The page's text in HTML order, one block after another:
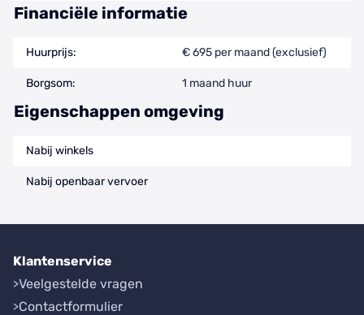
Financiële informatie
Huurprijs: € 695 per maand (exclusief)
Borgsom: 1 maand huur
Eigenschappen omgeving
Nabij winkels
Nabij openbaar vervoer
Klantenservice
Veelgestelde vragen
Contactformulier